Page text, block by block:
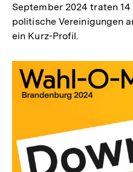
September 2024 traten
politische Vereinigungen
ein Kurz-Profil.